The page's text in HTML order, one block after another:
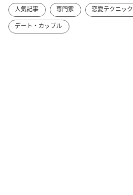
人気記事 専門家 恋愛テクニック
デート・カップル